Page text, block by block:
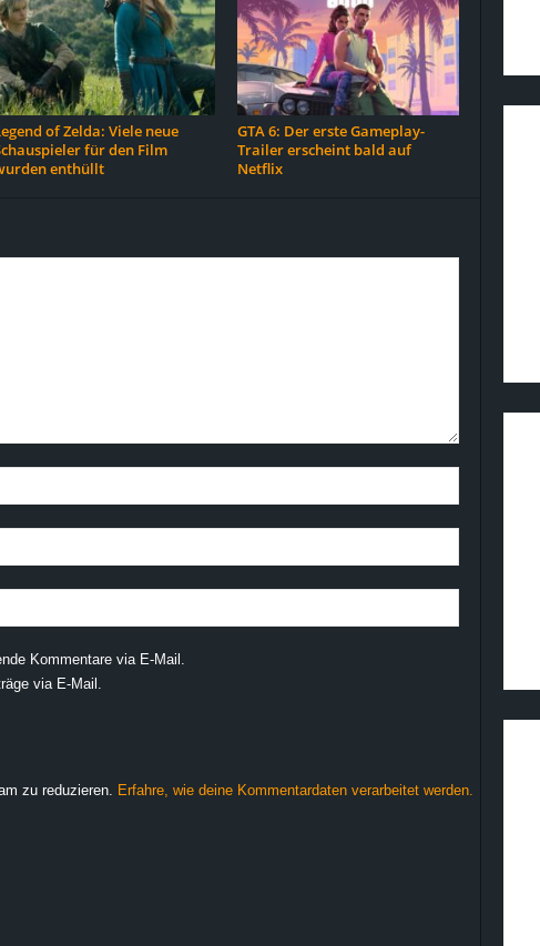
of Zelda: Viele neue
für den Film
enthüllt
GTA 6: Der erste Gameplay-
Trailer erscheint bald auf
Netflix
Kommentare via E-Mail.
via E-Mail.
zu reduzieren. Erfahre, wie deine Kommentardaten verarbeitet werden.